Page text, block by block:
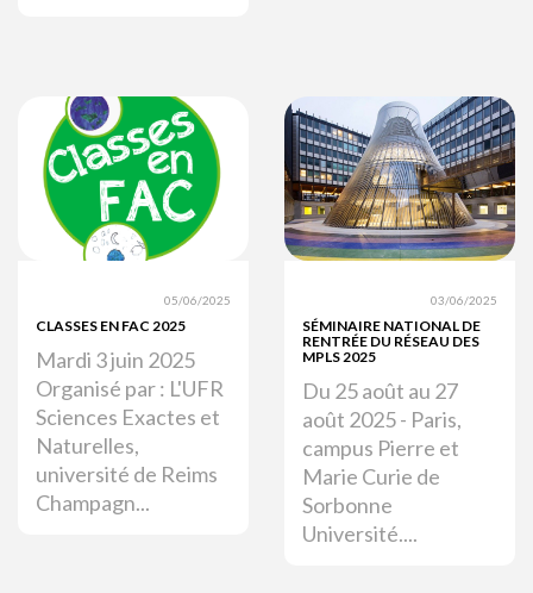
05/06/2025
CLASSES EN FAC 2025
Mardi 3 juin 2025
Organisé par : L'UFR
Sciences Exactes et
Naturelles,
université de Reims
Champagn...
03/06/2025
SÉMINAIRE NATIONAL DE
RENTRÉE DU RÉSEAU DES
MPLS 2025
Du 25 août au 27
août 2025 - Paris,
campus Pierre et
Marie Curie de
Sorbonne
Université....